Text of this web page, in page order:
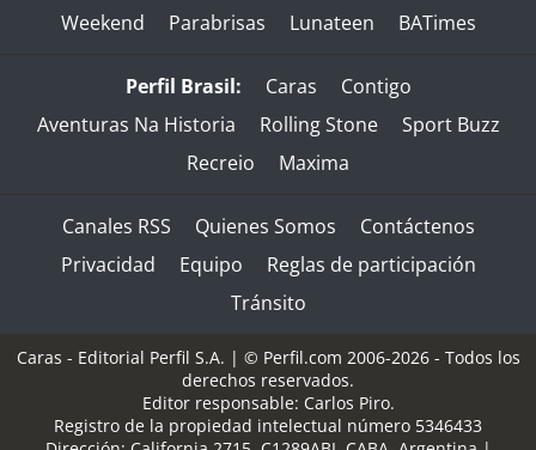
Weekend
Parabrisas Lunateen BATimes
Perfil Brasil: Caras
Contigo
Aventuras Na Historia
Rolling Stone
Sport Buzz
Recreio
Maxima
Canales RSS Quienes Somos
Contáctenos
Privacidad
Equipo
Reglas de participación
Tránsito
Caras - Editorial Perfil S.A. | © Perfil.com 2006-2026 - Todos los
derechos reservados.
Editor responsable: Carlos Piro.
Registro de la propiedad intelectual número 5346433